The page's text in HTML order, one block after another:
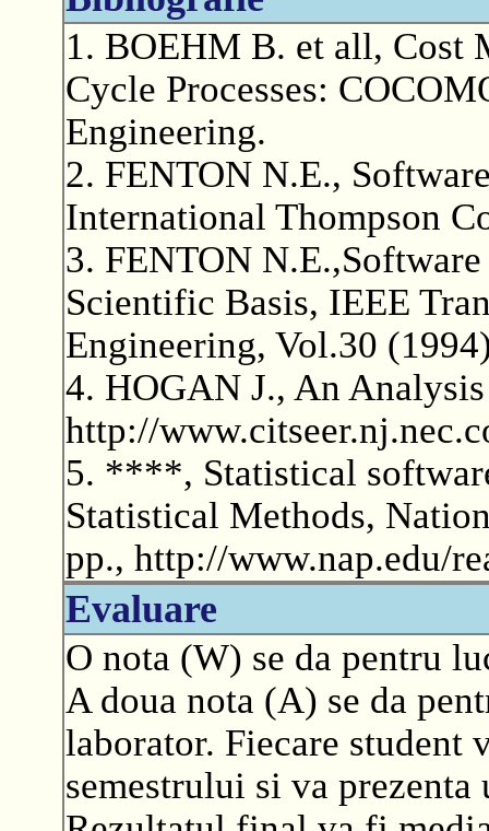
1. BOEHM B. et all, Cost
Cycle Processes:
Engineering.
2. FENTON N.E.,
International Thompson
3. FENTON
Scientific Basis, IEEE
Engineering, Vol.30
4. HOGAN J., An
http://
5. ****, Statistical
Statistical Methods,
pp., http://www.nap.edu/
Evaluare
O nota (W) se da pentru
A doua nota (A) se da
laborator. Fiecare
semestrului si va